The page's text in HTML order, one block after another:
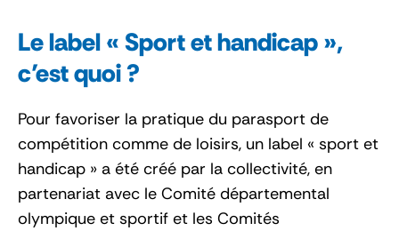
Le label « Sport et handicap »,
c’est quoi ?
Pour favoriser la pratique du parasport de
compétition comme de loisirs, un label « sport et
handicap » a été créé par la collectivité, en
partenariat avec le Comité départemental
olympique et sportif et les Comités